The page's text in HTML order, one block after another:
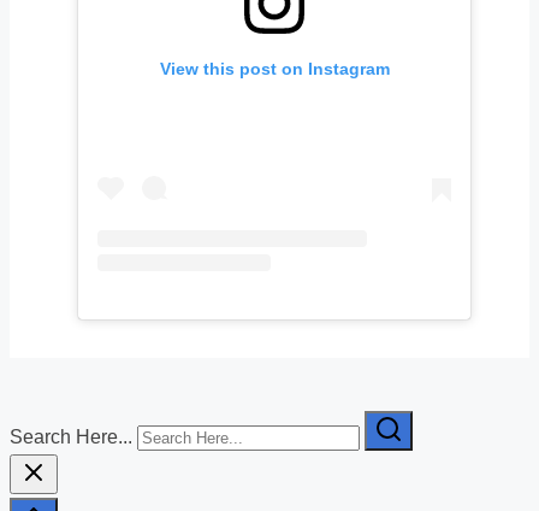
View this post on Instagram
Search Here...